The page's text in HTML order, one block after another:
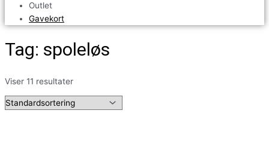
Outlet
Gavekort
Tag: spoleløs
Viser 11 resultater